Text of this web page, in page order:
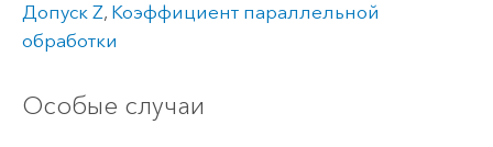
Допуск Z, Коэффициент параллельной
обработки
Особые случаи